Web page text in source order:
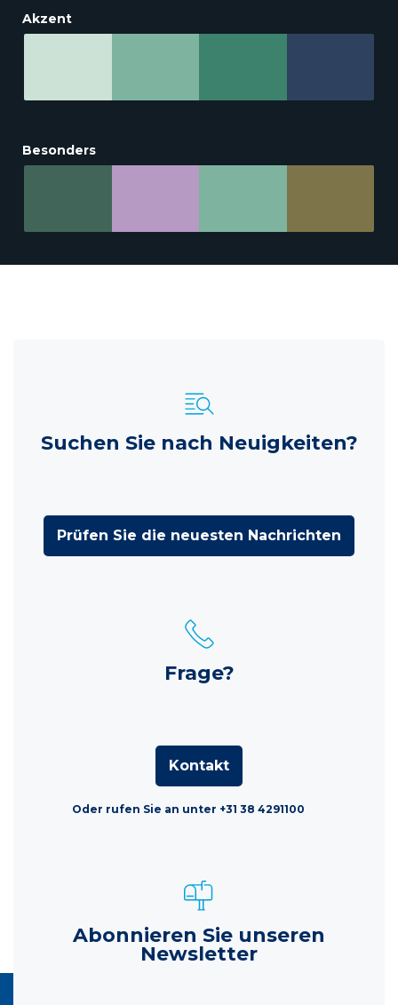
Akzent
Besonders
Suchen Sie nach Neuigkeiten?
Prüfen Sie die neuesten Nachrichten
Frage?
Kontakt
Oder rufen Sie an unter +31 38 4291100
Abonnieren Sie unseren
Newsletter